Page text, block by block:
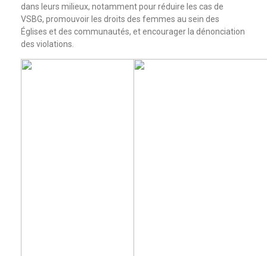
dans leurs milieux, notamment pour réduire les cas de
VSBG, promouvoir les droits des femmes au sein des
Églises et des communautés, et encourager la dénonciation
des violations.